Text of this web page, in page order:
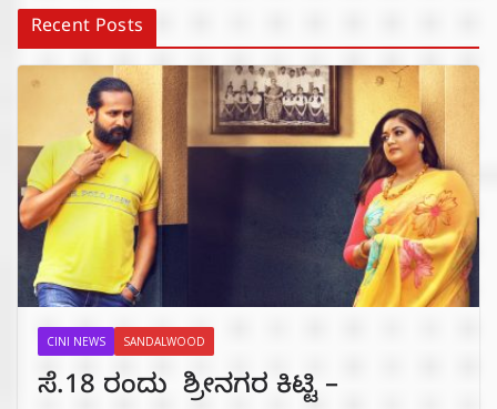
Recent Posts
CINI NEWS SANDALWOOD
ಸೆ.18 ರಂದು ಶ್ರೀನಗರ ಕಿಟ್ಟಿ –